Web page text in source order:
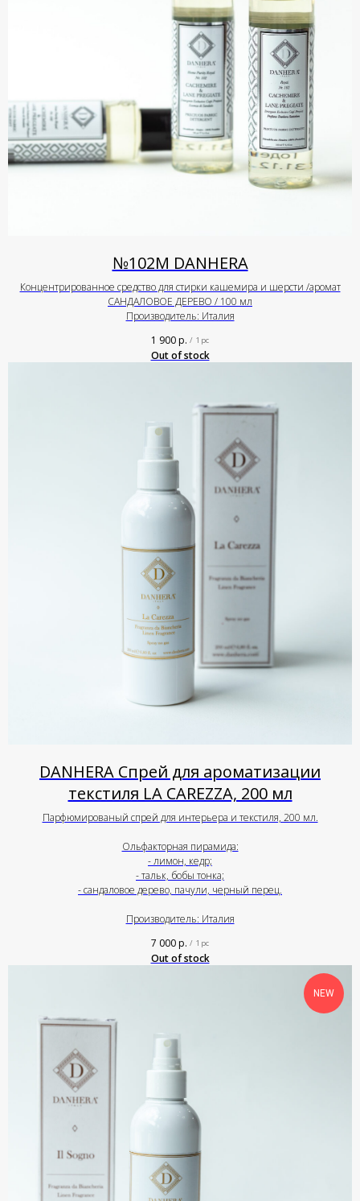
№102М DANHERA
Концентрированное средство для стирки кашемира и шерсти /аромат
САНДАЛОВОЕ ДЕРЕВО / 100 мл
Производитель: Италия
1 900р. / 1 pc
Out of stock
DANHERA Спрей для ароматизации
текстиля LA CAREZZA, 200 мл
Парфюмированый спрей для интерьера и текстиля, 200 мл.
Ольфакторная пирамида:
- лимон, кедр;
- тальк, бобы тонка;
- сандаловое дерево, пачули, черный перец.
Производитель: Италия
7 000р. / 1 pc
Out of stock
NEW